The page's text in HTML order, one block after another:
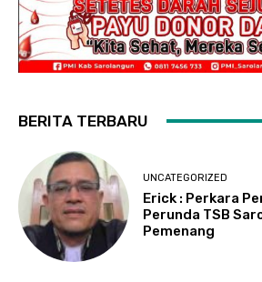
BERITA TERBARU
UNCATEGORIZED
Erick : Perkara
Perunda TSB
Pemenang